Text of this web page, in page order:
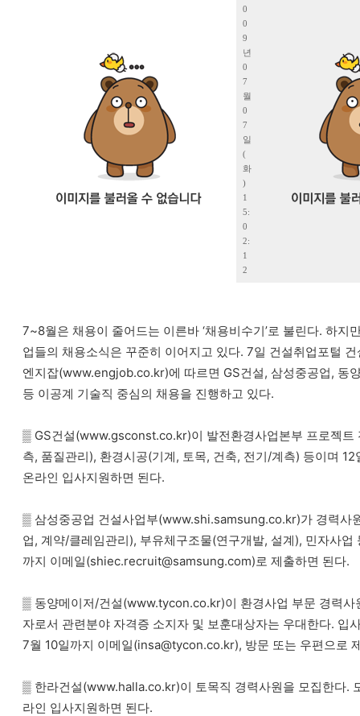
0
0
9
년
0
7
월
0
7
일
(
화
)
1
5:
0
2:
1
2
7~8월은 채용이 줄어드는 이른바 ‘채용비수기’로 불린다. 하
업들의 채용소식은 꾸준히 이어지고 있다. 7일 건설취업포털
엔지잡(www.engjob.co.kr)에 따르면 GS건설, 삼성중공업, 동
등 이공계 기술직 중심의 채용을 진행하고 있다.
▒ GS건설(www.gsconst.co.kr)이 발전환경사업본부 프로젝
측, 품질관리), 환경시공(기계, 토목, 건축, 전기/계측) 등이며
온라인 입사지원하면 된다.
▒ 삼성중공업 건설사업부(www.shi.samsung.co.kr)가 경력사
업, 계약/클레임관리), 부유체구조물(연구개발, 설계), 민자사
까지 이메일(shiec.recruit@samsung.com)로 제출하면 된다.
▒ 동양메이저/건설(www.tycon.co.kr)이 환경사업 부문 경력
자로서 관련분야 자격증 소지자 및 보훈대상자는 우대한다.
7월 10일까지 이메일(insa@tycon.co.kr), 방문 또는 우편으로
▒ 한라건설(www.halla.co.kr)이 토목직 경력사원을 모집한다.
라인 입사지원하면 된다.